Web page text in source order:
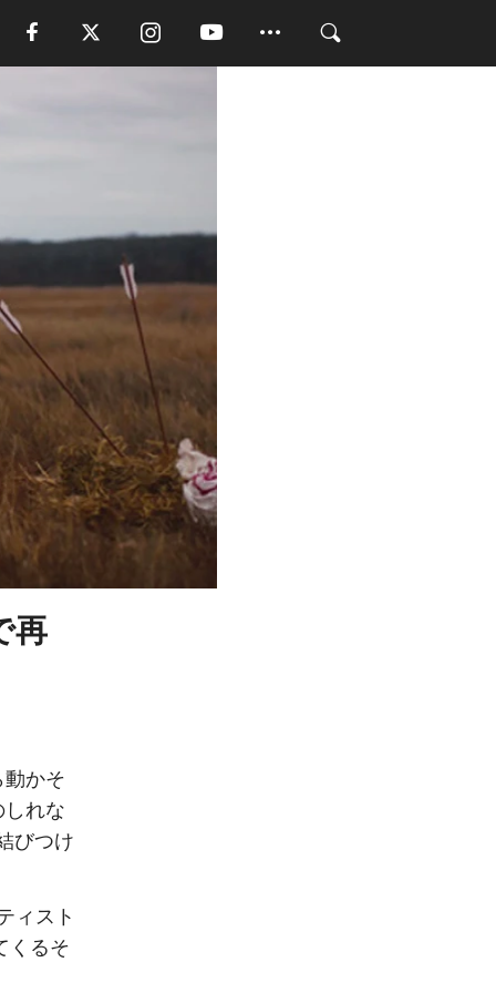
再
かそ
しれな
びつけ
ィスト
くるそ